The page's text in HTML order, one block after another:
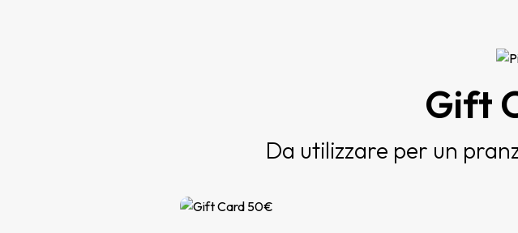
Gift
Da utilizzare per un